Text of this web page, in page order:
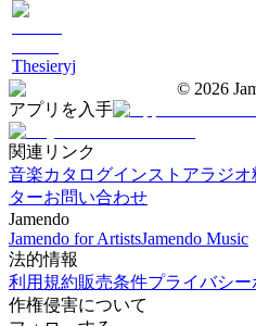
Thesieryj
© 2026
アプリを入手
関連リンク
音楽カタログインストアラジオ
ターお問い合わせ
Jamendo
Jamendo for ArtistsJamendo Music
法的情報
利用規約販売条件プライバシー
作権侵害について